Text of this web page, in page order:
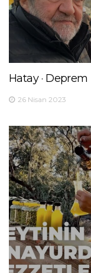
Hatay · Deprem
26 Nisan 2023